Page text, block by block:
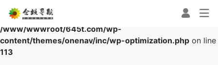
Warning: Array to string conversion in
/www/wwwroot/645t.com/wp-
content/themes/onenav/inc/wp-optimization.php on line
113